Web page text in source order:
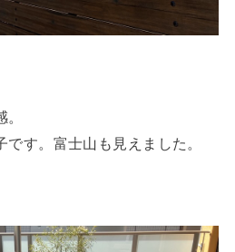
す。富士山も見えました。